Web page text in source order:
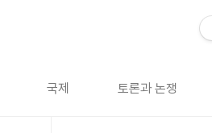
국제 토론과 논쟁